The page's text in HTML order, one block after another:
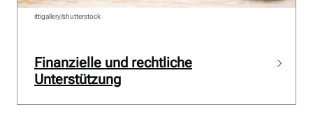
Finanzielle und rechtliche
Unterstützung
ittigallery/shutterstock